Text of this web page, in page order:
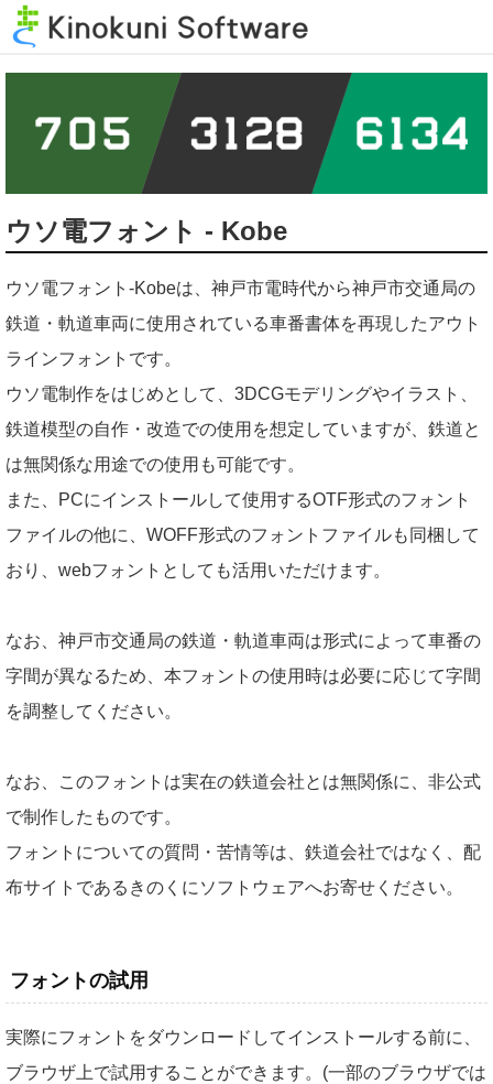
ウソ電フォント - Kobe
ウソ電フォント-Kobeは、神戸市電時代から神戸市交通局の
鉄道・軌道車両に使用されている車番書体を再現したアウト
ラインフォントです。
ウソ電制作をはじめとして、3DCGモデリングやイラスト、
鉄道模型の自作・改造での使用を想定していますが、鉄道と
は無関係な用途での使用も可能です。
また、PCにインストールして使用するOTF形式のフォント
ファイルの他に、WOFF形式のフォントファイルも同梱して
おり、webフォントとしても活用いただけます。
なお、神戸市交通局の鉄道・軌道車両は形式によって車番の
字間が異なるため、本フォントの使用時は必要に応じて字間
を調整してください。
なお、このフォントは実在の鉄道会社とは無関係に、非公式
で制作したものです。
フォントについての質問・苦情等は、鉄道会社ではなく、配
布サイトであるきのくにソフトウェアへお寄せください。
フォントの試用
実際にフォントをダウンロードしてインストールする前に、
ブラウザ上で試用することができます。(一部のブラウザでは